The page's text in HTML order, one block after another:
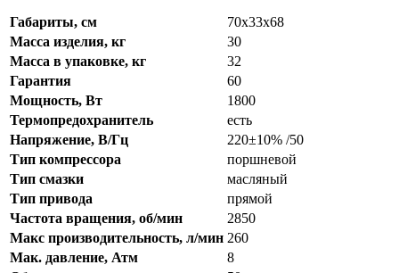
Габариты, см
70х33х68
Масса изделия, кг
30
Масса в упаковке, кг
32
Гарантия
60
Мощность, Вт
1800
Термопредохранитель
есть
Напряжение, В/Гц
220±10% /50
Тип компрессора
поршневой
Тип смазки
масляный
Тип привода
прямой
Частота вращения, об/мин
2850
Макс производительность, л/мин 260
Мак. давление, Атм
8